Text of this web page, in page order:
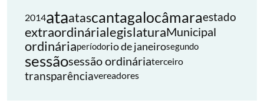
2014ataatascantagalocâmaraestado
extraordinárialegislaturaMunicipal
ordináriaperíodorio de janeirosegundo
sessãosessão ordináriaterceiro
transparênciavereadores